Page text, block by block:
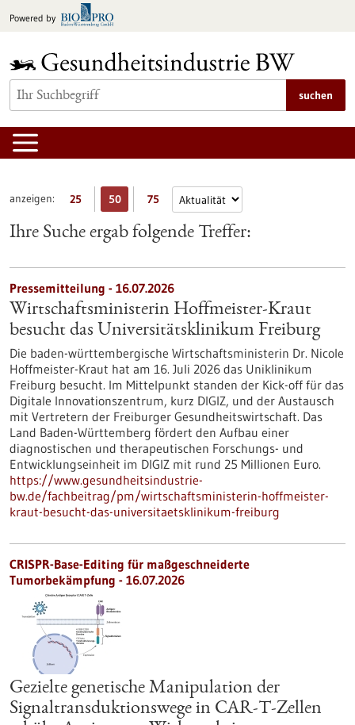
Inhalt
Powered by
suchen
anzeigen: 25 50 75
Ihre Suche ergab folgende Treffer:
Pressemitteilung - 16.07.2026
Wirtschaftsministerin Hoffmeister-Kraut
besucht das Universitätsklinikum Freiburg
Die baden-württembergische Wirtschaftsministerin Dr. Nicole
Hoffmeister-Kraut hat am 16. Juli 2026 das Uniklinikum
Freiburg besucht. Im Mittelpunkt standen der Kick-off für das
Digitale Innovationszentrum, kurz DIGIZ, und der Austausch
mit Vertretern der Freiburger Gesundheitswirtschaft. Das
Land Baden-Württemberg fördert den Aufbau einer
diagnostischen und therapeutischen Forschungs- und
Entwicklungseinheit im DIGIZ mit rund 25 Millionen Euro.
https://www.gesundheitsindustrie-
bw.de/fachbeitrag/pm/wirtschaftsministerin-hoffmeister-
kraut-besucht-das-universitaetsklinikum-freiburg
CRISPR-Base-Editing für maßgeschneiderte
Tumorbekämpfung - 16.07.2026
Gezielte genetische Manipulation der
Signaltransduktionswege in CAR-T-Zellen